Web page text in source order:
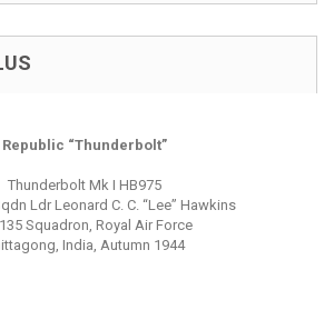
Republic “Thunderbolt”
Thunderbolt Mk I HB975
Ldr Leonard C. C. “Lee” Hawkins
Squadron, Royal Air Force
India, Autumn 1944